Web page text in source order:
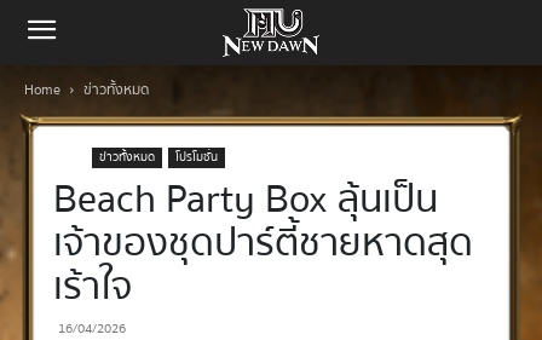
Home ข่าวทั้งหมด
ข่าวทั้งหมด โปรโมชั่น
Beach Party Box ลุ้นเป็น
เจ้าของชุดปาร์ตี้ชายหาดสุด
เร้าใจ
16/04/2026